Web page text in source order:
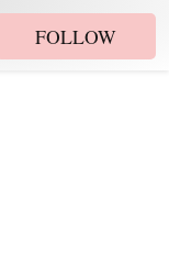
FOLLOW